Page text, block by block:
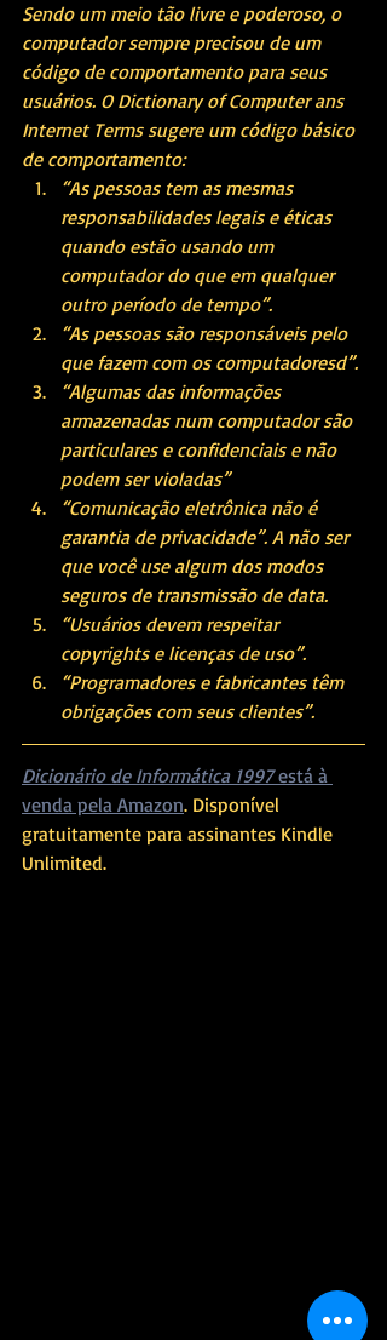
Sendo um meio tão livre e poderoso, o
computador sempre precisou de um
código de comportamento para seus
usuários. O Dictionary of Computer ans
Internet Terms sugere um código básico
de comportamento:
“As pessoas tem as mesmas
responsabilidades legais e éticas
quando estão usando um
computador do que em qualquer
outro período de tempo”.
“As pessoas são responsáveis pelo
que fazem com os computadoresd”.
“Algumas das informações
armazenadas num computador são
particulares e confidenciais e não
podem ser violadas”
“Comunicação eletrônica não é
garantia de privacidade”. A não ser
que você use algum dos modos
seguros de transmissão de data.
“Usuários devem respeitar
copyrights e licenças de uso”.
“Programadores e fabricantes têm
obrigações com seus clientes”.
Dicionário de Informática 1997 está à
venda pela Amazon. Disponível
gratuitamente para assinantes Kindle
Unlimited.